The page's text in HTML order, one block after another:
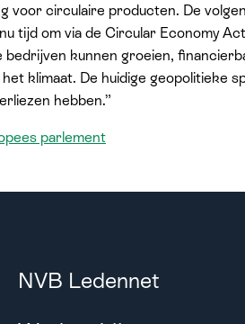
voor circulaire producten. De
tijd om via de Circular Economy
kunnen groeien,
klimaat. De huidige geopolitieke
hebben.”
parlement
NVB Ledennet